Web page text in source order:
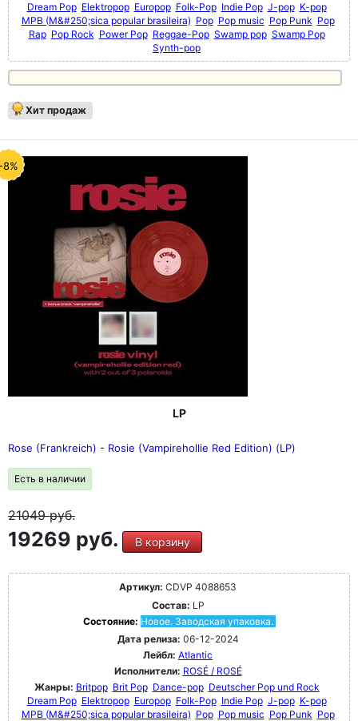
Dream Pop Elektropop Europop Folk-Pop Indie Pop J-pop K-pop
MPB (M&#250;sica popular brasileira) Pop Pop music Pop Punk Pop
Rap Pop Rock Power Pop Reggae-Pop Swamp pop Swamp Pop
Synth-pop
Хит продаж
8%
LP
Rose (Frankreich) - Rosie (Vampirehollie Red Edition) (LP)
Есть в наличии
21049руб.
19269 руб. В корзину
Артикул: CDVP 4088653
Состав: LP
Состояние: Новое. Заводская упаковка.
Дата релиза: 06-12-2024
Лейбл: Atlantic
Исполнители: ROSÉ / ROSÉ
Жанры: Britpop Brit Pop Dance-pop Deutscher Pop und Rock
Dream Pop Elektropop Europop Folk-Pop Indie Pop J-pop K-pop
MPB (M&#250;sica popular brasileira) Pop Pop music Pop Punk Pop